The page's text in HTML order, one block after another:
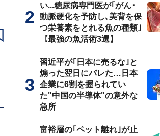
い...糖尿病専門医が｢がん･
動脈硬化を予防し､美背を保
つ栄養素をとれる魚の種類｣
【最強の魚活術3選】
習近平が｢日本に売るな｣と
煽った翌日にバレた…日本
企業に6割を握られてい
た"中国の半導体"の意外な
急所
富裕層の｢ペット離れ｣が止